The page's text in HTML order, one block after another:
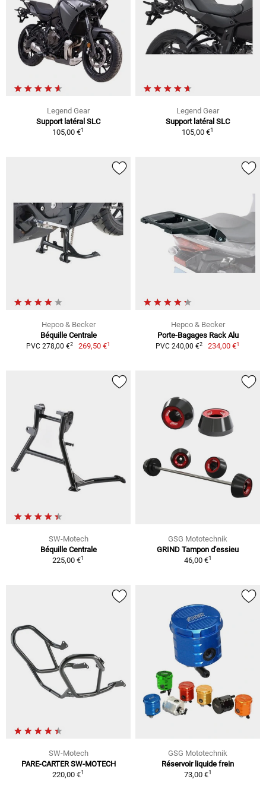
Legend Gear
Support latéral SLC
105,00 €1
Legend Gear
Support latéral SLC
105,00 €1
Hepco & Becker
Béquille Centrale
PVC 278,00 €2 269,50 €1
Hepco & Becker
Porte-Bagages Rack Alu
PVC 240,00 €2 234,00 €1
SW-Motech
Béquille Centrale
225,00 €1
GSG Mototechnik
GRIND Tampon d'essieu
46,00 €1
SW-Motech
PARE-CARTER SW-MOTECH
220,00 €1
GSG Mototechnik
Réservoir liquide frein
73,00 €1